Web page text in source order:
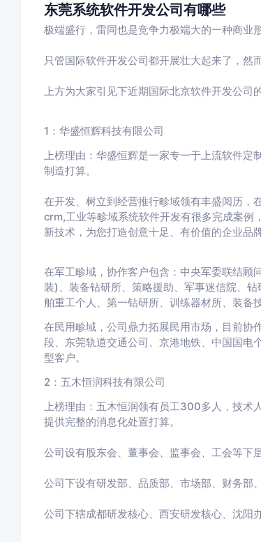
东莞系统软件开发公司有哪些
极端盛行，雷同也是竞争力极端大的一种商业形
只管国际软件开发公司都开展壮大起来了，然
上方为大家引见下近期国际北京软件开发公司
1：华盛恒辉科技有限公司
上榜理由：华盛恒辉是一家专一于上流软件定
制造打算。
在开发、树立到经营推行畛域领有丰盛阅历，
crm,工业等畛域系统软件开发有很多完成案例
新技术，为您打造创意十足、有价值的企业品牌
在军工畛域，协作客户包含：中央军委联结
装)、装备钻研所、策略援助、军事迷信院、
舶重工个人、第一钻研所、训练器材所、装备
在民用畛域，公司鼎力拓展民用市场，目前协
段、东莞轨道交通公司、京港地铁、中国国电
型客户。
2：五木恒润科技有限公司
上榜理由：五木恒润领有员工300多人，技术
提供完整的消息化处置打算。
公司设有股东会、董事会、监事会、工会等下
公司下设有研发部、品质部、市场部、财务部
公司下辖成都研发核心、西安研发核心、沈阳